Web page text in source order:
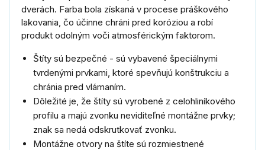
dverách. Farba bola získaná v procese práškového
lakovania, čo účinne chráni pred koróziou a robí
produkt odolným voči atmosférickým faktorom.
Štíty sú bezpečné - sú vybavené špeciálnymi
tvrdenými prvkami, ktoré spevňujú konštrukciu a
chránia pred vlámaním.
Dôležité je, že štíty sú vyrobené z celohliníkového
profilu a majú zvonku neviditeľné montážne prvky;
znak sa nedá odskrutkovať zvonku.
Montážne otvory na štíte sú rozmiestnené